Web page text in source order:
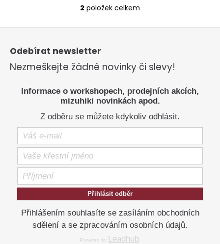
O
a
í
p
v
k
y
ý
i
s
2 položek celkem
Z
Odebírat newsletter
Nezmeškejte žádné novinky či slevy!
Informace o workshopech, prodejních akcích,
mizuhiki novinkách apod.
Z odběru se můžete kdykoliv odhlásit.
Přihlásit odběr
Přihlášením souhlasíte se zasíláním obchodních
sdělení a se zpracováním osobních údajů.
Powered by Leadhub